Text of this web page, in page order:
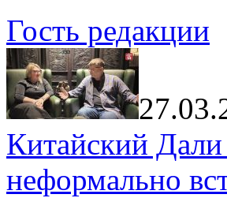
Гость редакции
Китайский
неформально